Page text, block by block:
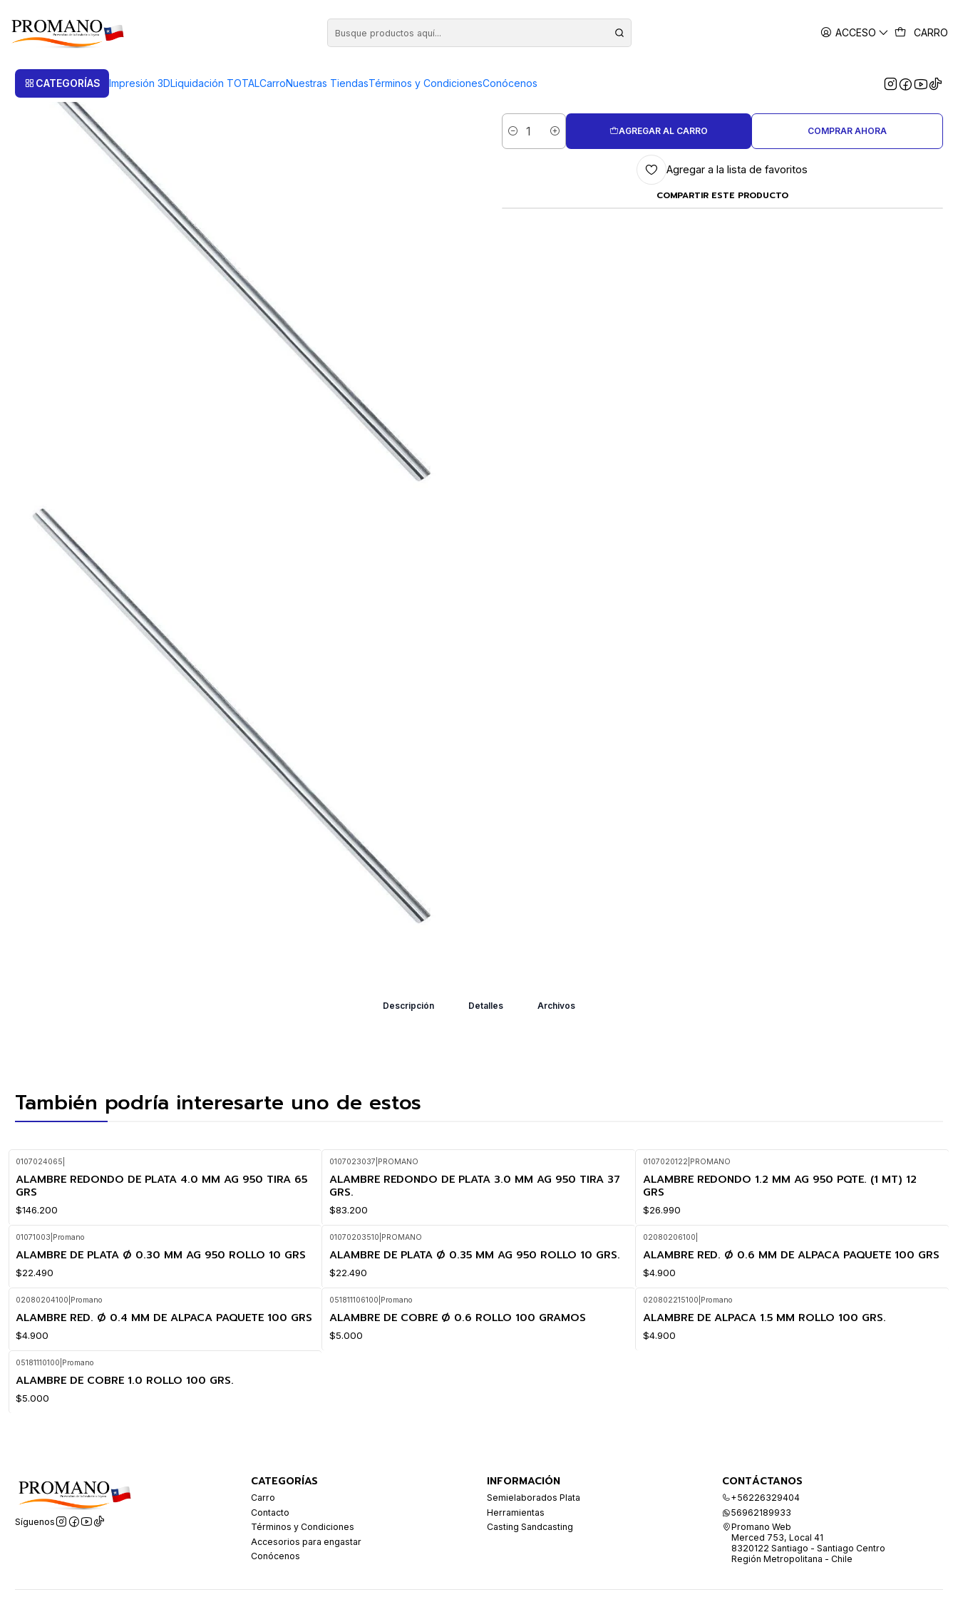
ACCESO CARRO
CATEGORÍAS Impresión 3DLiquidación TOTALCarroNuestras TiendasTérminos y CondicionesConócenosALAMBRE REDONDO 3.5 MM AG 950 TIRA
Cantidad
AGREGAR AL CARRO COMPRAR AHORA
Agregar a la lista de favoritos
COMPARTIR ESTE PRODUCTO
Descripción Detalles Archivos
También podría interesarte uno de estos
0107024065
ALAMBRE REDONDO DE PLATA 4.0 MM AG 950 TIRA 65
GRS
$146.200
0107023037 PROMANO
ALAMBRE REDONDO DE PLATA 3.0 MM AG 950 TIRA 37
GRS.
$83.200
0107020122 PROMANO
ALAMBRE REDONDO 1.2 MM AG 950 PQTE. (1 MT) 12
GRS
$26.990
01071003 Promano
ALAMBRE DE PLATA Ø 0.30 MM AG 950 ROLLO 10 GRS
$22.490
01070203510 PROMANO
ALAMBRE DE PLATA Ø 0.35 MM AG 950 ROLLO 10 GRS.
$22.490
02080206100
ALAMBRE RED. Ø 0.6 MM DE ALPACA PAQUETE 100 GRS
$4.900
02080204100 Promano
ALAMBRE RED. Ø 0.4 MM DE ALPACA PAQUETE 100 GRS
$4.900
051811106100 Promano
ALAMBRE DE COBRE Ø 0.6 ROLLO 100 GRAMOS
$5.000
020802215100 Promano
ALAMBRE DE ALPACA 1.5 MM ROLLO 100 GRS.
$4.900
05181110100 Promano
ALAMBRE DE COBRE 1.0 ROLLO 100 GRS.
$5.000
Síguenos
CATEGORÍAS
Carro
Contacto
Términos y Condiciones
Accesorios para engastar
Conócenos
INFORMACIÓN
Semielaborados Plata
Herramientas
Casting Sandcasting
CONTÁCTANOS
+56226329404
56962189933
Promano Web
Merced 753, Local 41
8320122 Santiago - Santiago Centro
Región Metropolitana - Chile